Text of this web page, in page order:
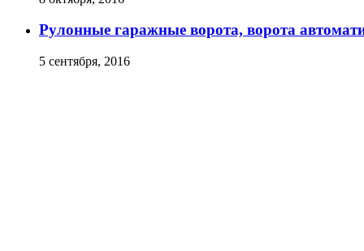
Рулонные гаражные ворота, ворота
5 сентября, 2016